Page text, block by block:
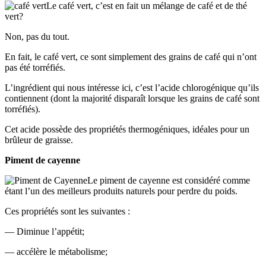
Le café vert, c’est en fait un mélange de café et de thé
vert?
Non, pas du tout.
En fait, le café vert, ce sont simplement des grains de café qui n’ont
pas été torréfiés.
L’ingrédient qui nous intéresse ici, c’est l’acide chlorogénique qu’ils
contiennent (dont la majorité disparaît lorsque les grains de café sont
torréfiés).
Cet acide possède des propriétés thermogéniques, idéales pour un
brûleur de graisse.
Piment de cayenne
Le piment de cayenne est considéré comme
étant l’un des meilleurs produits naturels pour perdre du poids.
Ces propriétés sont les suivantes :
— Diminue l’appétit;
— accélère le métabolisme;